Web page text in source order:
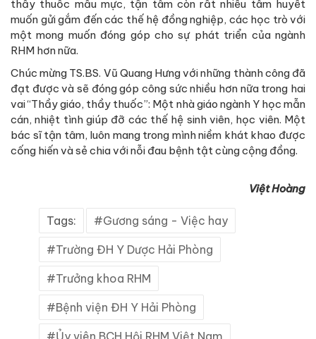
thầy thuốc mẫu mực, tận tâm còn rất nhiều tâm huyết
muốn gửi gắm đến các thế hệ đồng nghiệp, các học trò với
một mong muốn đóng góp cho sự phát triển của ngành
RHM hơn nữa.
Chúc mừng TS.BS. Vũ Quang Hưng với những thành công đã
đạt được và sẽ đóng góp công sức nhiều hơn nữa trong hai
vai “Thầy giáo, thầy thuốc”: Một nhà giáo ngành Y học mẫn
cán, nhiệt tình giúp đỡ các thế hệ sinh viên, học viên. Một
bác sĩ tận tâm, luôn mang trong mình niềm khát khao được
cống hiến và sẻ chia với nỗi đau bệnh tật cùng cộng đồng.
Việt Hoàng
Tags: Gương sáng - Việc hay
Trường ĐH Y Dược Hải Phòng
Trưởng khoa RHM
Bệnh viện ĐH Y Hải Phòng